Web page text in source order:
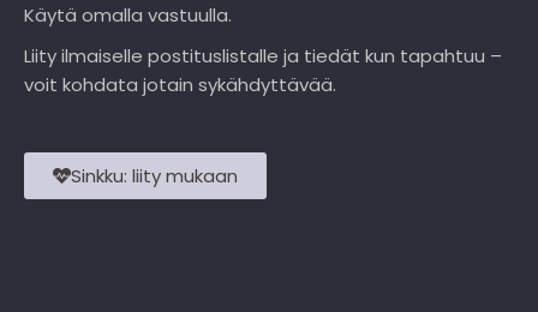
Käytä omalla vastuulla.
Liity ilmaiselle postituslistalle ja tiedät kun tapahtuu –
voit kohdata jotain sykähdyttävää.
Sinkku: liity mukaan